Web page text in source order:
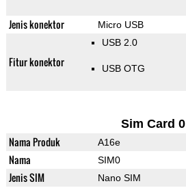
Jenis konektor Micro USB
Fitur konektor
USB 2.0
USB OTG
Sim Card 0
Nama Produk A16e
Nama SIM0
Jenis SIM Nano SIM